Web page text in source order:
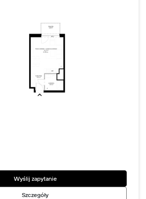
Wyślij zapytanie
Szczegóły